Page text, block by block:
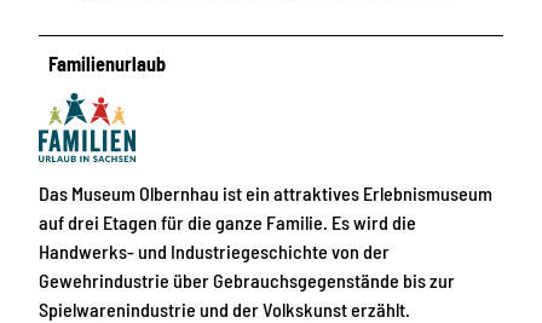
Familienurlaub
Das Museum Olbernhau ist ein attraktives Erlebnismuseum
auf drei Etagen für die ganze Familie. Es wird die
Handwerks- und Industriegeschichte von der
Gewehrindustrie über Gebrauchsgegenstände bis zur
Spielwarenindustrie und der Volkskunst erzählt.